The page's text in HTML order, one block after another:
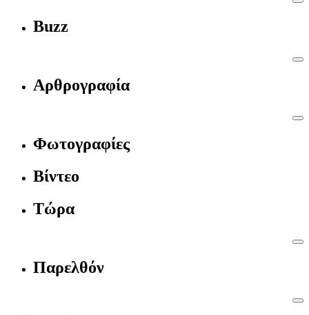
Buzz
Αρθρογραφία
Φωτογραφίες
Βίντεο
Τώρα
Παρελθόν